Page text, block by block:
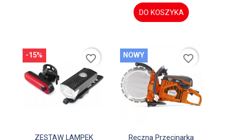
DO KOSZYKA
Szybki podgląd
ZESTAW LAMPEK
-15% favorite_border
Szybki podgląd
Ręczna Przecinarka
NOWY favorite_border